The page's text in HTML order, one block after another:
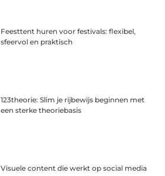
Feesttent huren voor festivals: flexibel,
sfeervol en praktisch
123theorie: Slim je rijbewijs beginnen met
een sterke theoriebasis
Visuele content die werkt op social media